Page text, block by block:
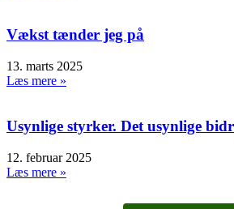
Vækst tænder jeg på
13. marts 2025
Læs mere »
Usynlige styrker. Det usynlige
12. februar 2025
Læs mere »